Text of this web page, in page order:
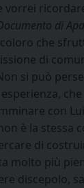
di
che
di
si può
con
è la
di
più
discepolo,